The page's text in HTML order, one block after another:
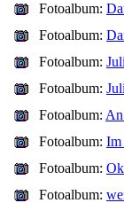
Fotoalbum:
Fotoalbum:
Fotoalbum:
Fotoalbum:
Fotoalbum:
Fotoalbum: Im
Fotoalbum:
Fotoalbum: